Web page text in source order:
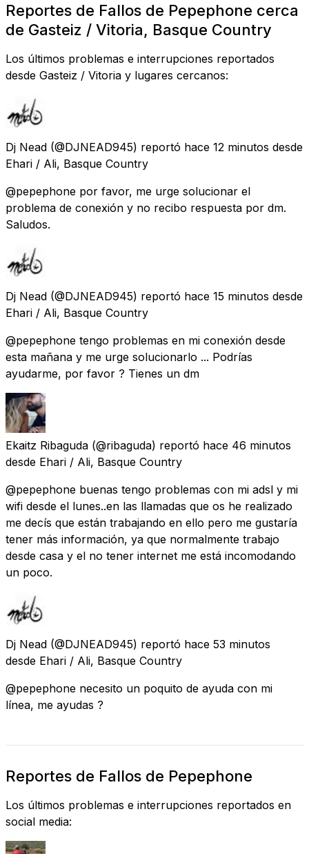
Reportes de Fallos de Pepephone cerca
de Gasteiz / Vitoria, Basque Country
Los últimos problemas e interrupciones reportados
desde Gasteiz / Vitoria y lugares cercanos:
Dj Nead (@DJNEAD945) reportó hace 12 minutos desde
Ehari / Ali, Basque Country
@pepephone por favor, me urge solucionar el
problema de conexión y no recibo respuesta por dm.
Saludos.
Dj Nead (@DJNEAD945) reportó hace 15 minutos desde
Ehari / Ali, Basque Country
@pepephone tengo problemas en mi conexión desde
esta mañana y me urge solucionarlo ... Podrías
ayudarme, por favor ? Tienes un dm
Ekaitz Ribaguda (@ribaguda) reportó hace 46 minutos
desde Ehari / Ali, Basque Country
@pepephone buenas tengo problemas con mi adsl y mi
wifi desde el lunes..en las llamadas que os he realizado
me decís que están trabajando en ello pero me gustaría
tener más información, ya que normalmente trabajo
desde casa y el no tener internet me está incomodando
un poco.
Dj Nead (@DJNEAD945) reportó hace 53 minutos
desde Ehari / Ali, Basque Country
@pepephone necesito un poquito de ayuda con mi
línea, me ayudas ?
Reportes de Fallos de Pepephone
Los últimos problemas e interrupciones reportados en
social media: